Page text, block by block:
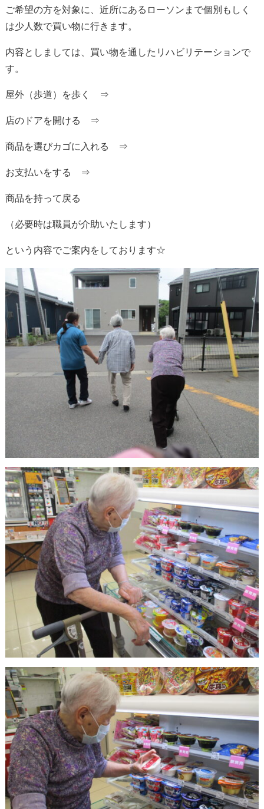
ご希望の方を対象に、近所にあるローソンまで個別もしく
は少人数で買い物に行きます。
内容としましては、買い物を通したリハビリテーションで
す。
屋外（歩道）を歩く ⇒
店のドアを開ける ⇒
商品を選びカゴに入れる ⇒
お支払いをする ⇒
商品を持って戻る
（必要時は職員が介助いたします）
という内容でご案内をしております☆